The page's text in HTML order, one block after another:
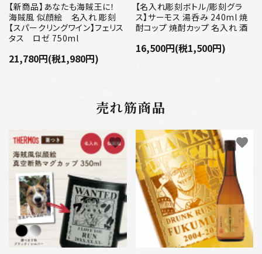
【新商品】あなたも海賊王に！
海賊風 似顔絵 名入れ 彫刻
【スパークリングワイン】フェリス
タス ロゼ 750ml
21,780円(税1,980円)
【名入れ彫刻ボトル/彫刻グラ
ス】サーモス 湯呑み 240ml 焼
酎コップ 焼酎カップ 名入れ 酒
16,500円(税1,500円)
売れ筋商品
favorite favorite